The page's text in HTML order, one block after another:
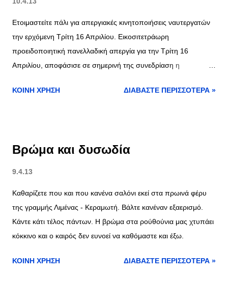
Ετοιμαστείτε πάλι για απεργιακές κινητοποιήσεις ναυτεργατών
την ερχόμενη Τρίτη 16 Απριλίου. Εικοσιτετράωρη
προειδοποιητική πανελλαδική απεργία για την Τρίτη 16
Απριλίου, αποφάσισε σε σημερινή της συνεδρίαση η
Ομοσπονδίας, ζητώντας για άλλη μία φορά την απόσυρση του
ΚΟΙΝΉ ΧΡΉΣΗ ΔΙΑΒΆΣΤΕ ΠΕΡΙΣΣΌΤΕΡΑ »
Βρώμα και δυσωδία
9.4.13
Καθαρίζετε που και που κανένα σαλόνι εκεί στα πρωινά φέρυ
της γραμμής Λιμένας - Κεραμωτή. Βάλτε κανέναν εξαερισμό.
Κάντε κάτι τέλος πάντων. Η βρώμα στα ρούθούνια μας χτυπάει
κόκκινο και ο καιρός δεν ευνοεί να καθόμαστε και έξω.
ΚΟΙΝΉ ΧΡΉΣΗ ΔΙΑΒΆΣΤΕ ΠΕΡΙΣΣΌΤΕΡΑ »